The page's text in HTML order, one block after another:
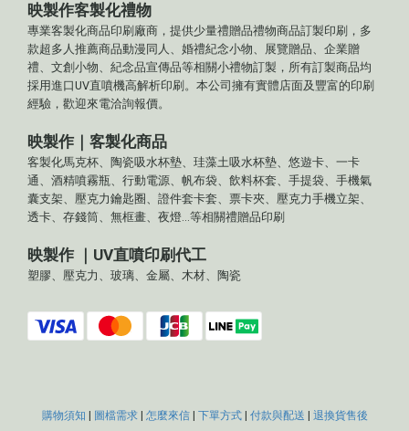
映製作客製化禮物
專業客製化商品印刷廠商，提供少量禮贈品禮物商品訂製印刷，多
款超多人推薦商品動漫同人、婚禮紀念小物、展覽贈品、企業贈
禮、文創小物、紀念品宣傳品等相關小禮物訂製，所有訂製商品均
採用進口UV直噴機高解析印刷。本公司擁有實體店面及豐富的印刷
經驗，歡迎來電洽詢報價。
映製作｜客製化商品
客製化馬克杯、陶瓷吸水杯墊、珪藻土吸水杯墊、悠遊卡、一卡
通、酒精噴霧瓶、行動電源、帆布袋、飲料杯套、手提袋、手機氣
囊支架、壓克力鑰匙圈、證件套卡套、票卡夾、壓克力手機立架、
透卡、存錢筒、無框畫、夜燈...等相關禮贈品印刷
映製作 ｜UV直噴印刷代工
塑膠、壓克力、玻璃、金屬、木材、陶瓷
購物須知 圖檔需求| 怎麼來信| 下單方式| 付款與配送 退換貨售後